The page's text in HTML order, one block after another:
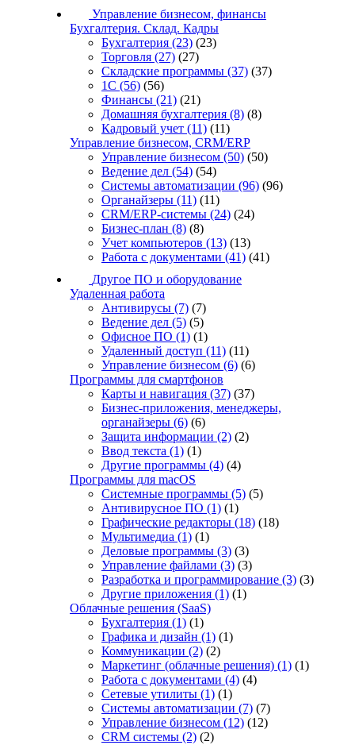
Управление бизнесом, финансы
Бухгалтерия. Склад. Кадры
Бухгалтерия (23) (23)
Торговля (27) (27)
Складские программы (37) (37)
1С (56) (56)
Финансы (21) (21)
Домашняя бухгалтерия (8) (8)
Кадровый учет (11) (11)
Управление бизнесом, CRM/ERP
Управление бизнесом (50) (50)
Ведение дел (54) (54)
Системы автоматизации (96) (96)
Органайзеры (11) (11)
CRM/ERP-системы (24) (24)
Бизнес-план (8) (8)
Учет компьютеров (13) (13)
Работа с документами (41) (41)
Другое ПО и оборудование
Удаленная работа
Антивирусы (7) (7)
Ведение дел (5) (5)
Офисное ПО (1) (1)
Удаленный доступ (11) (11)
Управление бизнесом (6) (6)
Программы для смартфонов
Карты и навигация (37) (37)
Бизнес-приложения, менеджеры,
органайзеры (6) (6)
Защита информации (2) (2)
Ввод текста (1) (1)
Другие программы (4) (4)
Программы для macOS
Системные программы (5) (5)
Антивирусное ПО (1) (1)
Графические редакторы (18) (18)
Мультимедиа (1) (1)
Деловые программы (3) (3)
Управление файлами (3) (3)
Разработка и программирование (3) (3)
Другие приложения (1) (1)
Облачные решения (SaaS)
Бухгалтерия (1) (1)
Графика и дизайн (1) (1)
Коммуникации (2) (2)
Маркетинг (облачные решения) (1) (1)
Работа с документами (4) (4)
Сетевые утилиты (1) (1)
Системы автоматизации (7) (7)
Управление бизнесом (12) (12)
CRM системы (2) (2)